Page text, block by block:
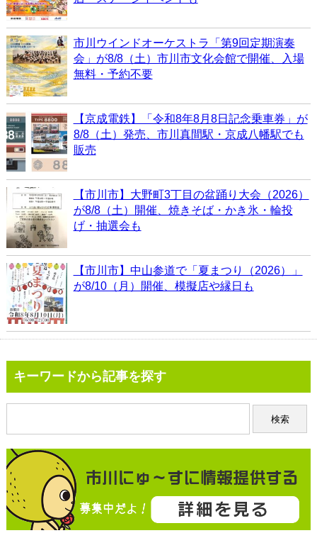
市川ウインドオーケストラ「第9回定期演奏
会」が8/8（土）市川市文化会館で開催、入場
無料・予約不要
【京成電鉄】「令和8年8月8日記念乗車券」が
8/8（土）発売、市川真間駅・京成八幡駅でも
販売
【市川市】大野町3丁目の盆踊り大会（2026）
が8/8（土）開催、焼きそば・かき氷・輪投
げ・抽選会も
【市川市】中山参道で「夏まつり（2026）」
が8/10（月）開催、模擬店や縁日も
キーワードから記事を探す